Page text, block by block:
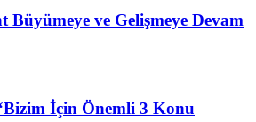
Büyümeye ve Gelişmeye Devam
İçin Önemli 3 Konu